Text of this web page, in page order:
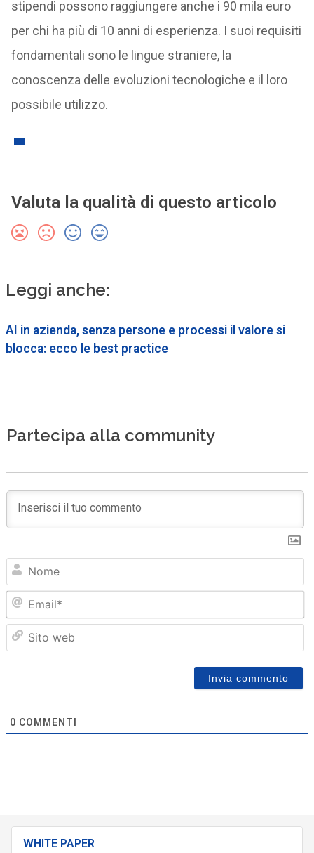
stipendi possono raggiungere anche i 90 mila euro
per chi ha più di 10 anni di esperienza. I suoi requisiti
fondamentali sono le lingue straniere, la
conoscenza delle evoluzioni tecnologiche e il loro
possibile utilizzo.
Valuta la qualità di questo articolo
Leggi anche:
AI in azienda, senza persone e processi il valore si
blocca: ecco le best practice
Partecipa alla community
0 COMMENTI
WHITE PAPER